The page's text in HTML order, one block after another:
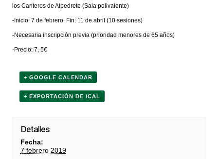
los Canteros de Alpedrete (Sala polivalente)
-Inicio: 7 de febrero. Fin: 11 de abril (10 sesiones)
-Necesaria inscripción previa (prioridad menores de 65 años)
-Precio: 7, 5€
+ GOOGLE CALENDAR
+ EXPORTACIÓN DE ICAL
Detalles
Fecha:
7 febrero 2019